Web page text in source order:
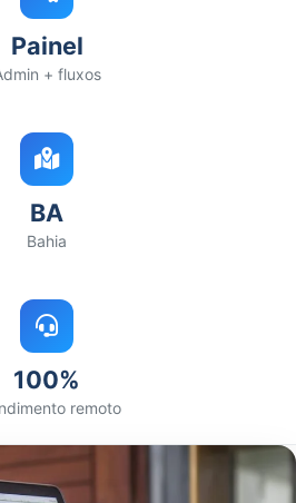
Painel
+ fluxos
BA
Bahia
100%
remoto